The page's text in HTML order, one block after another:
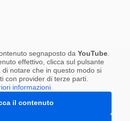
segnaposto da YouTube
effettivo, clicca sul pulsante
notare che in questo modo si
con provider di terze parti.
informazioni
il contenuto